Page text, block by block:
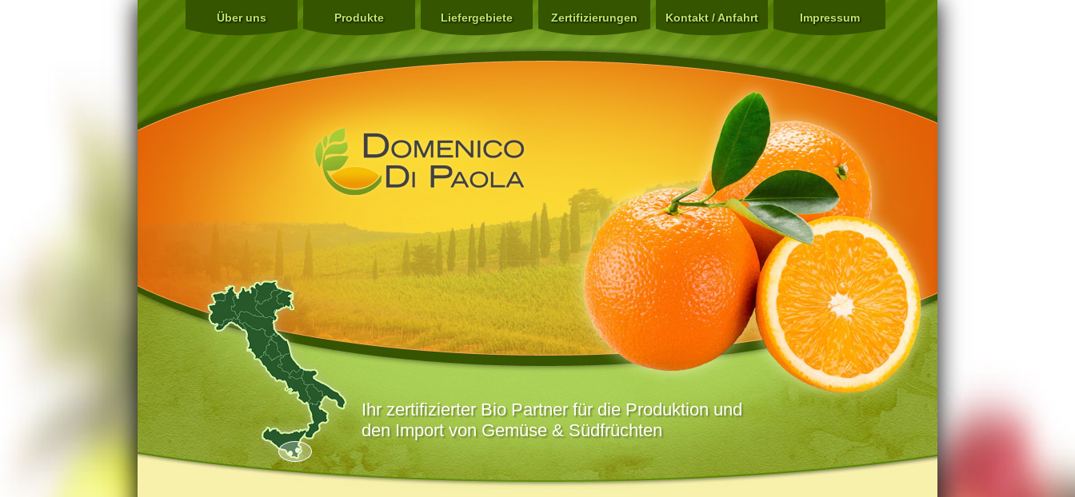
Über uns Produkte Liefergebiete Zertifizierungen Kontakt / Anfahrt Impressum
Ihr zertifizierter Bio Partner für die Produktion und
den Import von Gemüse & Südfrüchten